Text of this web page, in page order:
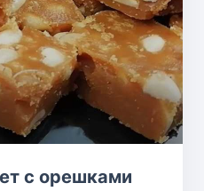
с орешками